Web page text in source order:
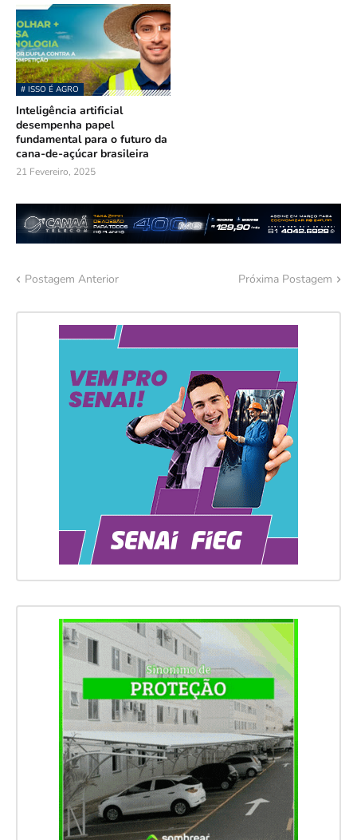
# ISSO É AGRO
Inteligência artificial
desempenha papel
fundamental para o futuro da
cana-de-açúcar brasileira
21 Fevereiro, 2025
Postagem Anterior Próxima Postagem